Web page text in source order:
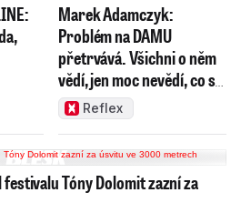
Marek Adamczyk:
Problém na DAMU
přetrvává. Všichni o něm
vědí, jen moc nevědí, co s
nímReflex
Tóny Dolomit zazní za